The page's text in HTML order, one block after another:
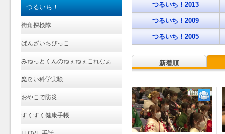
つるいち！
街角探検隊
ばんざいちびっこ
みねっとくんのねぇねぇこれなぁ
に？
楽しい科学実験
おやこで防災
すくすく健康手帳
つるいち！2013
つるいち！2009
つるいち！2005
新着順